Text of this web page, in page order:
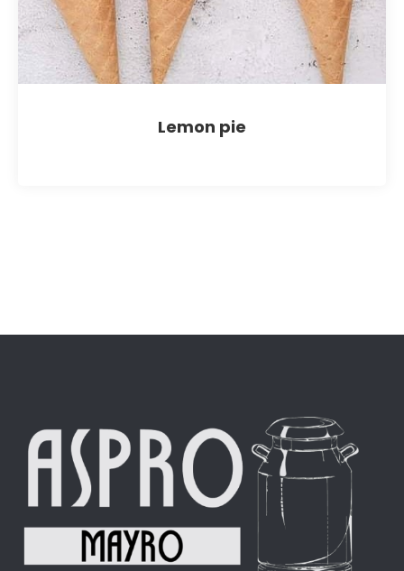
Lemon pie